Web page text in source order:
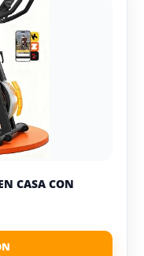
CASA CON